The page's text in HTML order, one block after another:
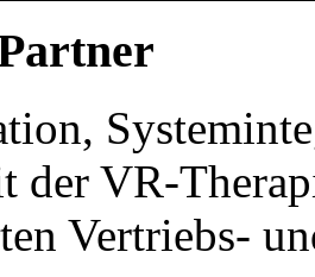
der VR-
Vertriebs-